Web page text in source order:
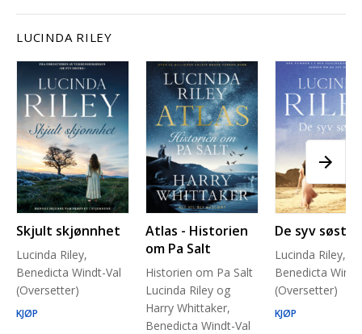
LUCINDA RILEY
Skjult skjønnhet
Lucinda Riley,
Benedicta Windt-Val
(Oversetter)
KJØP
Atlas - Historien
om Pa Salt
Historien om Pa Salt
Lucinda Riley og
Harry Whittaker,
Benedicta Windt-Val
De syv søstre
Lucinda Riley,
Benedicta
(Oversetter)
KJØP